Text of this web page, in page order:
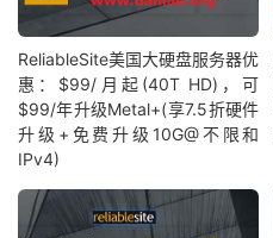
ReliableSite美国大硬盘服务器优
惠：$99/月起(40T HD)，可
$99/年升级Metal+(享7.5折硬件
升级+免费升级10G@不限和
IPv4)